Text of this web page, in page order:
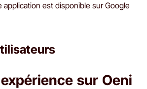
application est disponible sur Google
sur Oeni